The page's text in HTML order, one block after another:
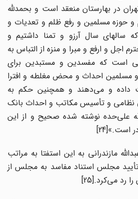
در بهارستان منعقد است و بحمدلله
مسلمین و رفع ظلم و تعدیات و
سال آرزو و تمنا داشتیم و
و ارفع و مبرا و منزه از التباس به
است که مفسدین و مستبدین برای
مسلمین احداث و محض مغلطه و افترا
و می‌دهند و همچنین حکم به
و تأسیس مکاتب و احداث بانک
علی‌حده نوشته شده صحیح و از این
مازندرانی به این استفتا به مراتب
مجلس استناد مفاسد به مجلس از
می‌کرد.[25]